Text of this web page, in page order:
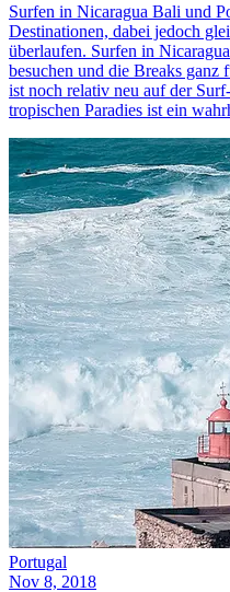
Surfen in Nicaragua Bali und
Destinationen, dabei jedoch
überlaufen. Surfen in
besuchen und die Breaks ganz
ist noch relativ neu auf der
tropischen Paradies ist ein
Portugal
Nov 8, 2018